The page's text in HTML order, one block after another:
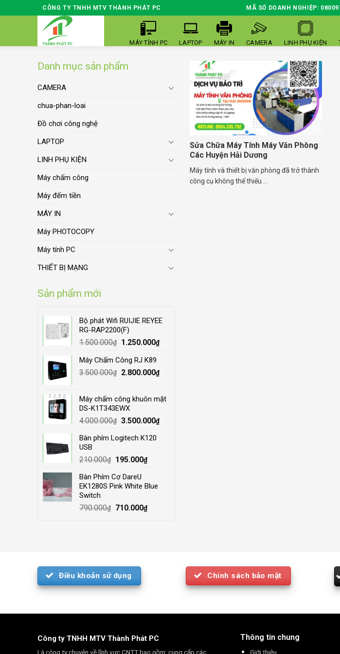
to
CÔNG TY TNHH MTV THÀNH PHÁT PC MÃ SỐ DOANH NGHIỆP:
MÁY TÍNH PC LAPTOP MÁY IN CAMERA LINH PHỤ KIỆN
Danh mục sản phẩm
CAMERA
chua-phan-loai
Đồ chơi công nghệ
LAPTOP
LINH PHỤ KIỆN
Máy chấm công
Máy đếm tiền
MÁY IN
Máy PHOTOCOPY
Máy tính PC
THIẾT BỊ MẠNG
Sản phẩm mới
Bộ phát Wifi RUIJIE REYEE
RG-RAP2200(F)
1.500.000₫
Original
was:
1.500.000₫.
1.250.000₫Current
1.250.000₫.
Máy Chấm Công RJ K89
3.500.000₫
Original
3.500.000₫.
2.800.000₫Current
2.800.000₫.
Máy chấm công khuôn mặt
DS-K1T343EWX
4.000.000₫ Original
was:
3.500.000₫Current
Bàn phím Logitech K120
USB
210.000₫
Original
was:
210.000₫.
195.000₫Current
195.000₫.
Bàn Phím Cơ DareU
EK1280S Pink White Blue
Switch
790.000₫
Original
710.000₫Current
Sửa Chữa Máy Tính Máy Văn Phòng
Các Huyện Hải Dương
Máy tính và thiết bị văn phòng đã trở thành
công cụ không thể thiếu ...
Điều khoản sử dụng Chính sách bảo mật
Công ty TNHH MTV Thành Phát PC
Là công ty chuyên về lĩnh vực CNTT bao gồm: cung cấp các
Thông tin chung
Giới thiệu